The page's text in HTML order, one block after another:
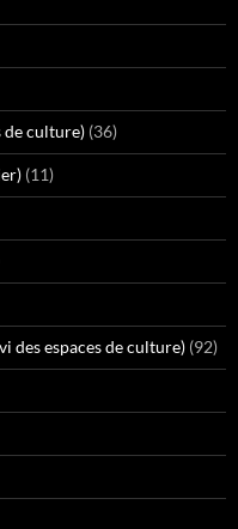
de culture) (36)
(11)
des espaces de culture) (92)